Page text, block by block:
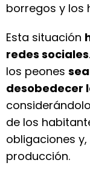
borregos y los
Esta situación
redes sociales
los peones
desobedecer
de los
obligaciones
producción.